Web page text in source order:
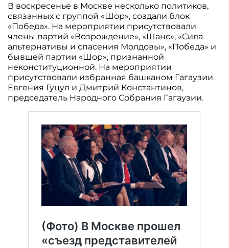
В воскресенье в Москве несколько политиков,
связанных с группой «Шор», создали блок
«Победа». На мероприятии присутствовали
члены партий «Возрождение», «Шанс», «Сила
альтернативы и спасения Молдовы», «Победа» и
бывшей партии «Шор», признанной
неконституционной. На мероприятии
присутствовали избранная башканом Гагаузии
Евгения Гуцул и Дмитрий Константинов,
председатель Народного Собрания Гагаузии.